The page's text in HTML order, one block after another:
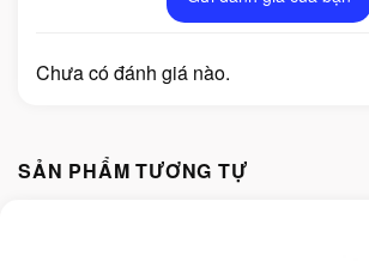
Chưa có đánh giá nào.
SẢN PHẨM TƯƠNG TỰ